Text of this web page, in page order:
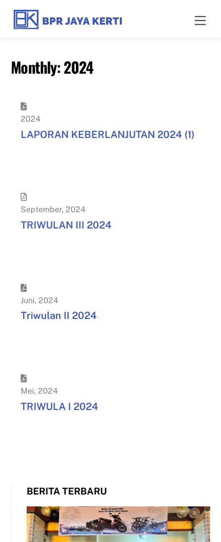
content
Monthly:2024
2024
LAPORAN KEBERLANJUTAN 2024 (1)
September, 2024
TRIWULAN III 2024
Juni, 2024
Triwulan II 2024
Mei, 2024
TRIWULA I 2024
BERITA TERBARU